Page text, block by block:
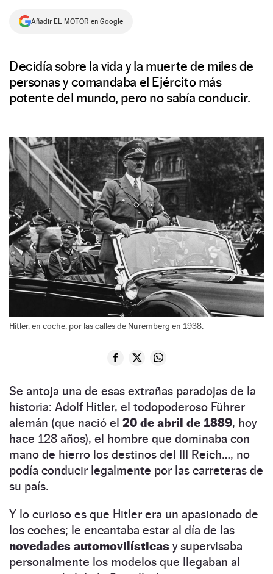
NEWSLETTER
Añadir EL MOTOR en Google
Decidía sobre la vida y la muerte de miles de
personas y comandaba el Ejército más
potente del mundo, pero no sabía conducir.
Hitler, en coche, por las calles de Nuremberg en 1938.
Se antoja una de esas extrañas paradojas de la
historia: Adolf Hitler, el todopoderoso Führer
alemán (que nació el 20 de abril de 1889, hoy
hace 128 años), el hombre que dominaba con
mano de hierro los destinos del III Reich…, no
podía conducir legalmente por las carreteras de
su país.
Y lo curioso es que Hitler era un apasionado de
los coches; le encantaba estar al día de las
novedades automovilísticas y supervisaba
personalmente los modelos que llegaban al